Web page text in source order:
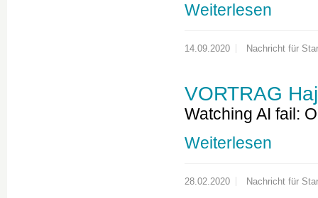
Weiterlesen
14.09.2020 Nachricht für
VORTRAG
Watching AI fail:
Weiterlesen
28.02.2020 Nachricht für